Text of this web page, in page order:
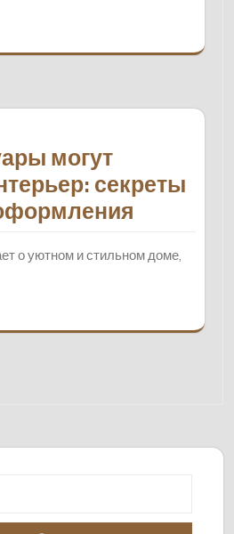
могут
секреты
о уютном и стильном доме,